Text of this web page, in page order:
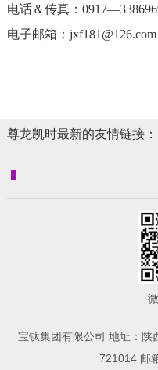
电话＆传真： 0917—
电子邮箱： jxf181@126.com
尊龙凯时最新的友情链接：
宝钛集团有限公司 地址：陕
721014 邮